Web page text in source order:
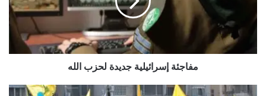
مفاجئة إسرائيلية جديدة لحزب الله
خلط